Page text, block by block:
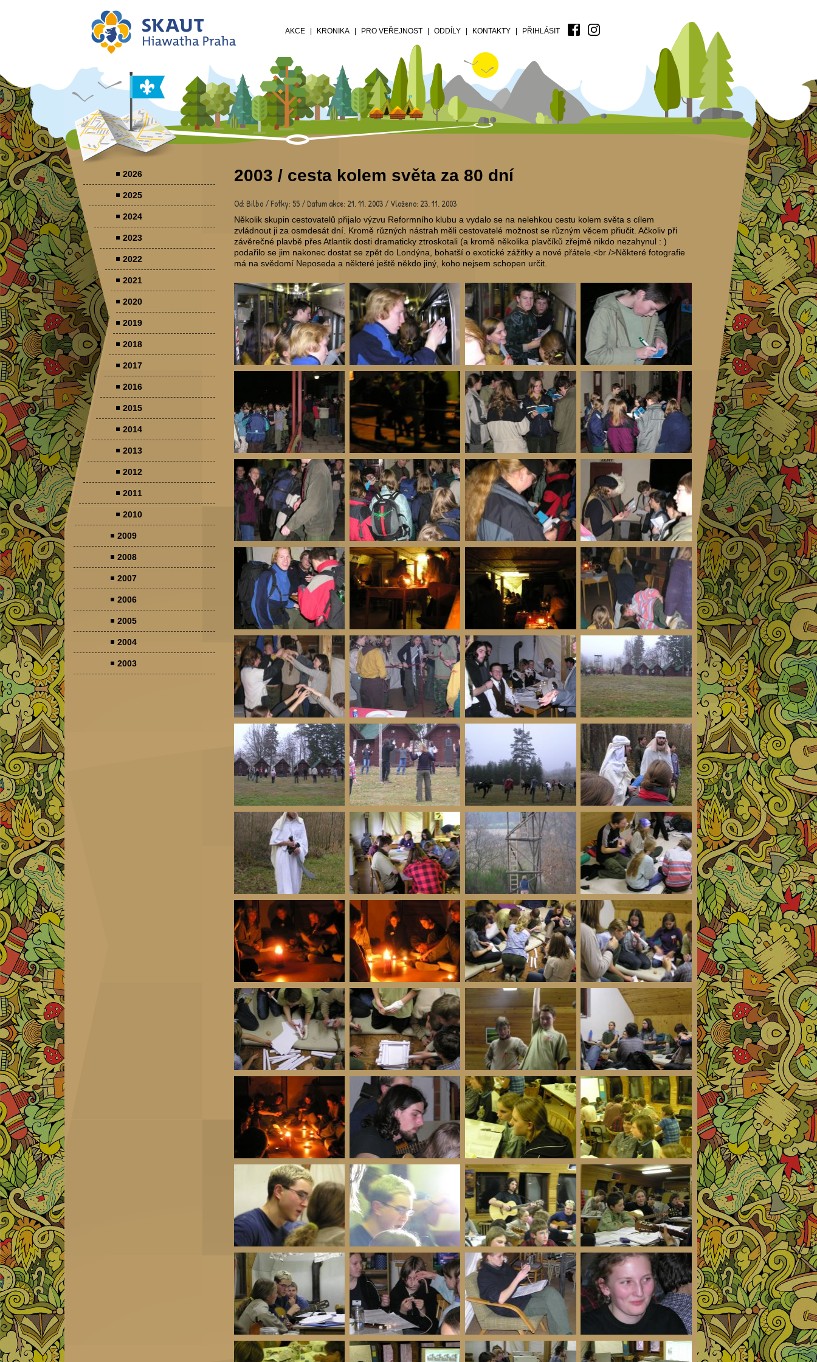
AKCE KRONIKA PRO VEŘEJNOST ODDÍLY KONTAKTY PŘIHLÁSIT
2003 / cesta kolem světa za 80 dní
Od: Bilbo / Fotky: 55 / Datum akce: 21. 11. 2003 / Vloženo: 23. 11. 2003
Několik skupin cestovatelů přijalo výzvu Reformního klubu a vydalo se na nelehkou cestu kolem světa s cílem
zvládnout ji za osmdesát dní. Kromě různých nástrah měli cestovatelé možnost se různým věcem přiučit. Ačkoliv při
závěrečné plavbě přes Atlantik dosti dramaticky ztroskotali (a kromě několika plavčíků zřejmě nikdo nezahynul : )
podařilo se jim nakonec dostat se zpět do Londýna, bohatší o exotické zážitky a nové přátele.<br />Některé fotografie
má na svědomí Neposeda a některé ještě někdo jiný, koho nejsem schopen určit.
2026
2025
2024
2023
2022
2021
2020
2019
2018
2017
2016
2015
2014
2013
2012
2011
2010
2009
2008
2007
2006
2005
2004
2003